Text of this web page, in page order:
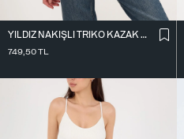
YILDIZ NAKIŞLI TRIKO KAZAK K3418-D4
749,50TL